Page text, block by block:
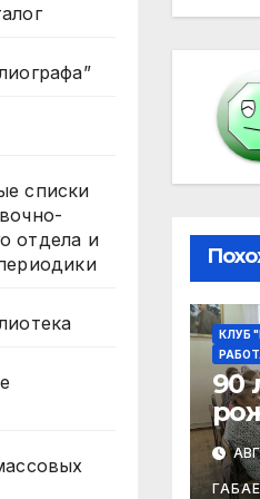
списки
отдела и
КЛУБ
90